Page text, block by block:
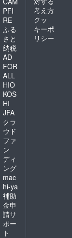
PFI
RE
ふる
さと
納税
AD
FOR
ALL
HIO
KOS
HI
JFA
クラ
ウド
ファ
ン
ディ
ング
mac
hi-ya
補助
金申
請サ
ポー
ト
考え方
クッ
キーポ
リシー